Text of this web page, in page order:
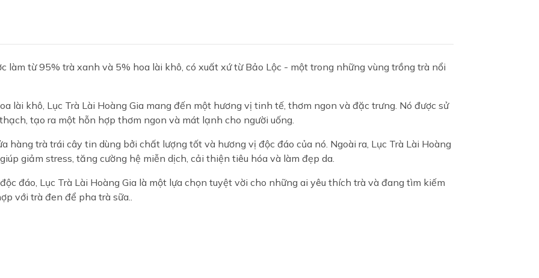
làm từ 95% trà xanh và 5% hoa lài khô, có xuất xứ từ Bảo Lộc - một trong những vùng trồng trà nổi
lài khô, Lục Trà Lài Hoàng Gia mang đến một hương vị tinh tế, thơm ngon và đặc trưng. Nó được sử
tạo ra một hỗn hợp thơm ngon và mát lạnh cho người uống.
hàng trà trái cây tin dùng bởi chất lượng tốt và hương vị độc đáo của nó. Ngoài ra, Lục Trà Lài Hoàng
giảm stress, tăng cường hệ miễn dịch, cải thiện tiêu hóa và làm đẹp da.
đáo, Lục Trà Lài Hoàng Gia là một lựa chọn tuyệt vời cho những ai yêu thích trà và đang tìm kiếm
với trà đen để pha trà sữa..